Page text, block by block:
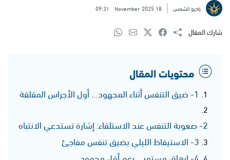
راديو الشمس 18 November 2025
09:31
شارك المقال
محتويات المقال
1- ضيق التنفس أثناء المجهود… أول الأجراس المقلقة
2- صعوبة التنفس عند الاستلقاء: إشارة تستدعي الانتباه
3- الاستيقاظ الليلي بضيق تنفس مفاجئ